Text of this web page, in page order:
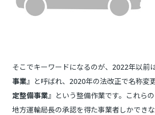
そこでキーワードになるのが、2022年以前
事業』と呼ばれ、2020年の法改正で名称変
定整備事業』という整備作業です。これらの
地方運輸局長の承認を得た事業者しかでき